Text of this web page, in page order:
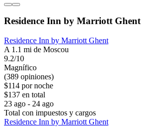
Residence Inn by Marriott Ghent
Residence Inn by Marriott Ghent
A 1.1 mi de Moscou
9.2/10
Magnífico
(389 opiniones)
$114 por noche
$137 en total
23 ago - 24 ago
Total con impuestos y cargos
Residence Inn by Marriott Ghent